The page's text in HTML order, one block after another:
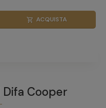
shopping_cart ACQUISTA
Difa Cooper